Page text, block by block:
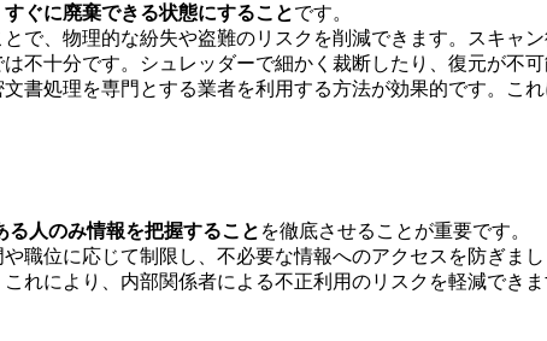
すぐに廃棄できる状態にすることです。
で、物理的な紛失や盗難のリスクを削減できます。スキャ
不十分です。シュレッダーで細かく裁断したり、復元が不
書処理を専門とする業者を利用する方法が効果的です。こ
る人のみ情報を把握すること を徹底させることが重要です。
職位に応じて制限し、不必要な情報へのアクセスを防ぎ
れにより、内部関係者による不正利用のリスクを軽減できま